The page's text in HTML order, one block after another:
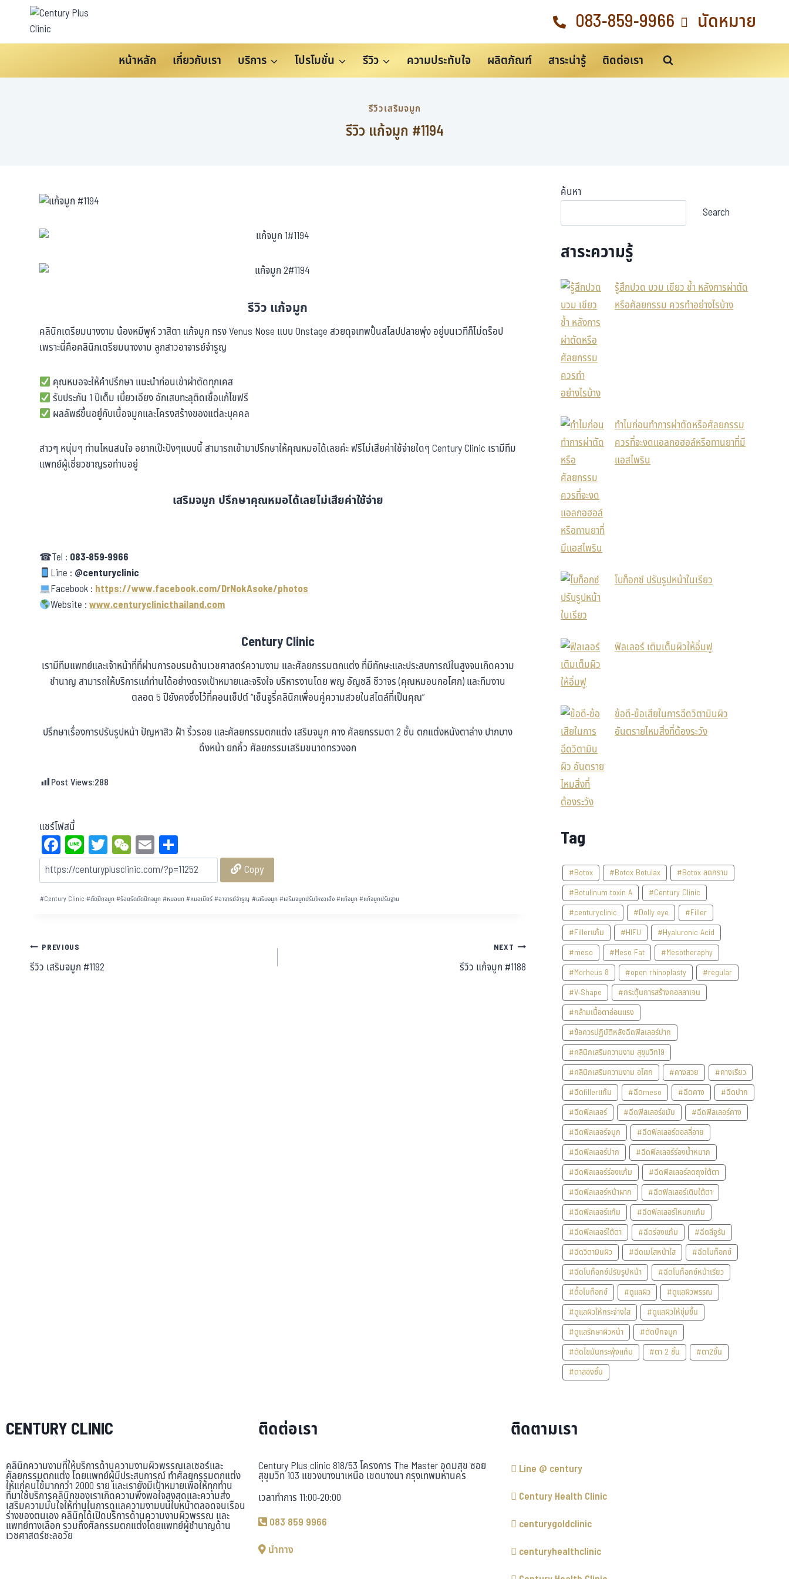
083-859-9966 นัดหมาย
หน้าหลัก เกี่ยวกับเรา บริการ โปรโมชั่น รีวิว ความประทับใจ ผลิตภัณฑ์ สาระน่ารู้ ติดต่อเรา
รีวิวเสริมจมูก
รีวิว แก้จมูก #1194
รีวิว แก้จมูก
คลินิกเตรียมนางงาม น้องหมีพูห์ วาสิตา แก้จมูก ทรง Venus Nose แบบ Onstage สวยดุจเทพปั้นสโลปปลายพุ่ง อยู่บนเวทีก็ไม่ดร็อป
เพราะนี่คือคลินิกเตรียมนางงาม ลูกสาวอาจารย์จำรูญ
คุณหมอจะให้คำปรึกษา แนะนำก่อนเข้าผ่าตัดทุกเคส
รับประกัน 1 ปีเต็ม เบี้ยวเอียง อักเสบทะลุติดเชื้อแก้ไขฟรี
ผลลัพธ์ขึ้นอยู่กับเนื้อจมูกและโครงสร้างของแต่ละบุคคล
สาวๆ หนุ่มๆ ท่านไหนสนใจ อยากเป๊ะปังๆแบบนี้ สามารถเข้ามาปรึกษาให้คุณหมอได้เลยค่ะ ฟรีไม่เสียค่าใช้จ่ายใดๆ Century Clinic เรามีทีม
แพทย์ผู้เชี่ยวชาญรอท่านอยู่
เสริมจมูก ปรึกษาคุณหมอได้เลยไม่เสียค่าใช้จ่าย
☎Tel : 083-859-9966
Line : @centuryclinic
Facebook :https://www.facebook.com/DrNokAsoke/photos
Website :www.centuryclinicthailand.com
Century Clinic
เรามีทีมแพทย์และเจ้าหน้าที่ที่ผ่านการอบรมด้านเวชศาสตร์ความงาม และศัลยกรรมตกแต่ง ที่มีทักษะและประสบการณ์ในสูงจนเกิดความ
ชำนาญ สามารถให้บริการแก่ท่านได้อย่างตรงเป้าหมายและจริงใจ บริหารงานโดย พญ อัญชลี ชีวาจร (คุณหมอนกอโศก) และทีมงาน
ตลอด 5 ปียังคงซึ่งไว้ที่คอนเซ็ปต์ “เซ็นจูรี่คลินิกเพื่อนคู่ความสวยในสไตล์ที่เป็นคุณ”
ปรึกษาเรื่องการปรับรูปหน้า ปัญหาสิว ฝ้า ริ้วรอย และศัลยกรรมตกแต่ง เสริมจมูก คาง ศัลยกรรมตา 2 ชั้น ตกแต่งหนังตาล่าง ปากบาง
ดึงหน้า ยกคิ้ว ศัลยกรรมเสริมขนาดทรวงอก
Post Views:288
แชร์โฟสนี้
Fa
ce
bo
ok
Li
ne
T
wi
tt
er
W
eC
ha
t
E
m
ail
ar
e Copy
#Century Clinic #ตัดปีกจมูก#ร้อยรัดตัดปีกจมูก#หมอนก#หมอเบียร์ #อาจารย์จำรูญ #เสริมจมูก #เสริมจมูกปรับโหงวเฮ้ง#แก้จมูก#แก้จมูกปรับฐาน
PREVIOUS
รีวิว เสริมจมูก #1192
NEXT
รีวิว แก้จมูก #1188
ค้นหา
Search
สาระความรู้
รู้สึกปวด บวม เขียว ช้ำ หลังการผ่าตัด
หรือศัลยกรรม ควรทำอย่างไรบ้าง
ทำไมก่อนทำการผ่าตัดหรือศัลยกรรม
ควรที่จะงดแอลกอฮอล์หรือทานยาที่มี
แอสไพริน
โบท็อกซ์ ปรับรูปหน้าในเรียว
ฟิลเลอร์ เติมเต็มผิวให้อิ่มฟู
ข้อดี-ข้อเสียในการฉีดวิตามินผิว
อันตรายไหมสิ่งที่ต้องระวัง
Tag
#Botox #Botox Botulax
#Botox ลดกราม
#Botulinum toxin A
#Century Clinic
#centuryclinic
#Dolly eye
#Filler
#Fillerแก้ม
#HIFU
#Hyaluronic Acid
#meso
#Meso Fat
#Mesotheraphy
#Morheus 8
#open rhinoplasty
#regular
#V-Shape
#กระตุ้นการสร้างคอลลาเจน
#กล้ามเนื้อตาอ่อนแรง
#ข้อควรปฏิบัติหลังฉีดฟิลเลอร์ปาก
#คลินิกเสริมความงาม สุขุมวิท19
#คลินิกเสริมความงาม อโศก
#คางสวย
#คางเรียว
#ฉีดfillerแก้ม
#ฉีดmeso #ฉีดคาง
#ฉีดปาก
#ฉีดฟิลเลอร์
#ฉีดฟิลเลอร์ขมับ
#ฉีดฟิลเลอร์คาง
#ฉีดฟิลเลอร์จมูก
#ฉีดฟิลเลอร์ดอลลี่อาย
#ฉีดฟิลเลอร์ปาก
#ฉีดฟิลเลอร์ร่องน้ำหมาก
#ฉีดฟิลเลอร์ร่องแก้ม
#ฉีดฟิลเลอร์ลดถุงใต้ตา
#ฉีดฟิลเลอร์หน้าผาก
#ฉีดฟิลเลอร์เติมใต้ตา
#ฉีดฟิลเลอร์แก้ม
#ฉีดฟิลเลอร์โหนกแก้ม
#ฉีดฟิลเลอร์ใต้ตา
#ฉีดร่องแก้ม
#ฉีดลีจูรัน
#ฉีดวิตามินผิว
#ฉีดเมโสหน้าใส
#ฉีดโบท็อกซ์
#ฉีดโบท็อกซ์ปรับรูปหน้า
#ฉีดโบท็อกซ์หน้าเรียว
#ดื้อโบท็อกซ์
#ดูแลผิว
#ดูแลผิวพรรณ
#ดูแลผิวให้กระจ่างใส
#ดูแลผิวให้ชุ่มชื้น
#ดูแลรักษาผิวหน้า
#ตัดปีกจมูก
#ตัดไขมันกระพุ้งแก้ม
#ตา 2 ชั้น
#ตา2ชั้น
#ตาสองชั้น
CENTURY CLINIC
คลินิกความงามที่ให้บริการด้านความงามผิวพรรณเลเซอร์และ
ศัลยกรรมตกแต่ง โดยแพทย์ผู้มีประสบการณ์ ทำศัลยกรรมตกแต่ง
ให้แก่คนไข้มากกว่า 2000 ราย และเรายังมีเป้าหมายเพื่อให้ทุกท่าน
ที่มาใช้บริการคลินิกของเราเกิดความพึงพอใจสูงสุดและความส่ง
เสริมความมั่นใจให้ท่านในการดูแลความงามบนใบหน้าตลอดจนเรือน
ร่างของตนเอง คลินิกได้เปิดบริการด้านความงามผิวพรรณ และ
แพทย์ทางเลือก รวมถึงศัลกรรมตกแต่งโดยแพทย์ผู้ชำนาญด้าน
เวชศาสตร์ชะลอวัย
ติดต่อเรา
Century Plus clinic 818/53 โครงการ The Master อุดมสุข ซอย
สุขุมวิท 103 แขวงบางนาเหนือ เขตบางนา กรุงเทพมหานคร
เวลาทำการ 11:00-20:00
083 859 9966
นำทาง
ติดตามเรา
Line @ century
Century Health Clinic
centurygoldclinic
centuryhealthclinic